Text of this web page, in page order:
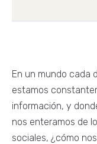
En un mundo cada
estamos
información, y
nos enteramos de
sociales, ¿cómo